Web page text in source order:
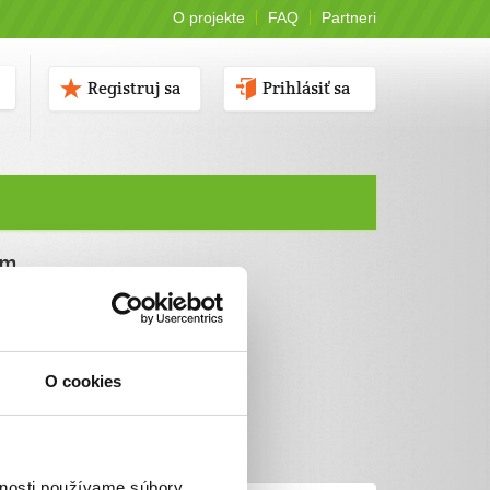
O cookies
O projekte FAQ Partneri
Prihlásiť sa
Registruj sa